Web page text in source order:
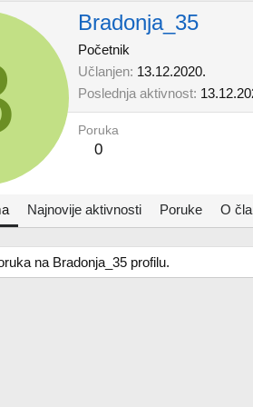
Bradonja_35
Početnik
Učlanjen 13.12.2020.
Poslednja aktivnost
Poruka
0
Najnovije aktivnosti Poruke O
na Bradonja_35 profilu.